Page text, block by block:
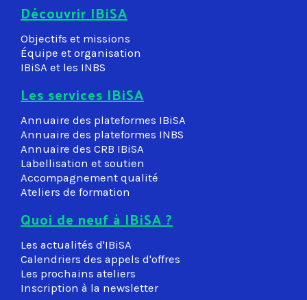
Découvrir IBiSA
Objectifs et missions
Équipe et organisation
IBiSA et les INBS
Les services IBiSA
Annuaire des plateformes IBiSA
Annuaire des plateformes INBS
Annuaire des CRB IBiSA
Labellisation et soutien
Accompagnement qualité
Ateliers de formation
Quoi de neuf à IBiSA ?
Les actualités d'IBiSA
Calendriers des appels d'offres
Les prochains ateliers
Inscription à la newsletter